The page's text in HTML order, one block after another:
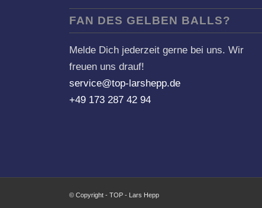
FAN DES GELBEN BALLS?
Melde Dich jederzeit gerne bei uns. Wir
freuen uns drauf!
service@top-larshepp.de
+49 173 287 42 94
© Copyright - TOP - Lars Hepp